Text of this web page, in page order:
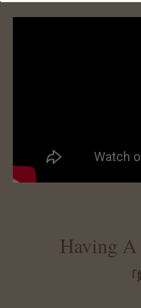
Having A